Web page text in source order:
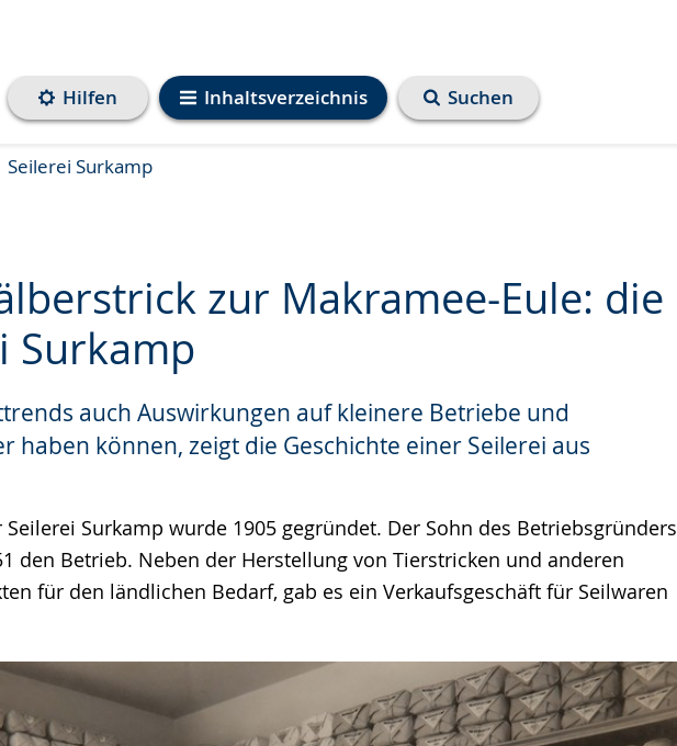
Inhaltsverzeichnis
Hilfen Suchen
Seilerei Surkamp
zur Makramee-Eule: die
Surkamp
auch Auswirkungen auf kleinere Betriebe und
haben können, zeigt die Geschichte einer Seilerei aus
Surkamp wurde 1905 gegründet. Der Sohn des Betriebsgründers
den Betrieb. Neben der Herstellung von Tierstricken und anderen
für den ländlichen Bedarf, gab es ein Verkaufsgeschäft für Seilwaren